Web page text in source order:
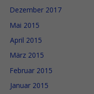
Dezember 2017
Mai 2015
April 2015
März 2015
Februar 2015
Januar 2015